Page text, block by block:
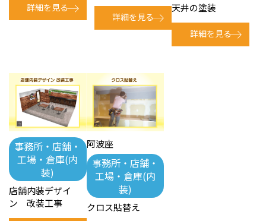
詳細を見る
詳細を見る
天井の塗装
詳細を見る
事務所・店舗・
工場・倉庫(内
装)
店舗内装デザイ
ン 改装工事
阿波座
事務所・店舗・
工場・倉庫(内
装)
クロス貼替え